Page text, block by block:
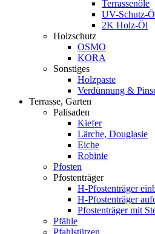
Terrassenöle
UV-Schutz-
2K Holz-Öl
Holzschutz
OSMO
KORA
Sonstiges
Holzpaste
Verdünnung &
Terrasse, Garten
Palisaden
Kiefer
Lärche, Douglasie
Eiche
Robinie
Pfosten
Pfostenträger
H-Pfostenträger
H-Pfostenträger
Pfostenträger mit
Pfähle
Pfahlstützen